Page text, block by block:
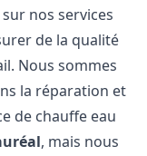
nos services
de la qualité
Nous sommes
la réparation et
de chauffe eau
, mais nous